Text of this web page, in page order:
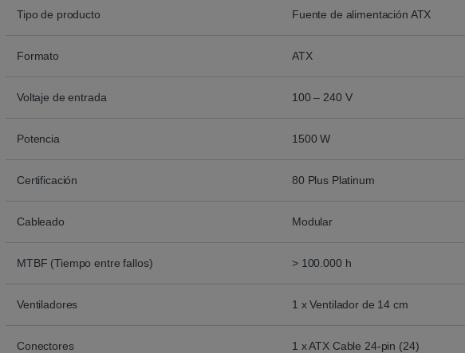
Tipo de producto Fuente de alimentación ATX
Formato ATX
Voltaje de entrada 100 – 240 V
Potencia 1500 W
Certificación 80 Plus Platinum
Cableado Modular
MTBF (Tiempo entre fallos) > 100.000 h
Ventiladores 1 x Ventilador de 14 cm
Conectores
1 x ATX Cable 24-pin (24)